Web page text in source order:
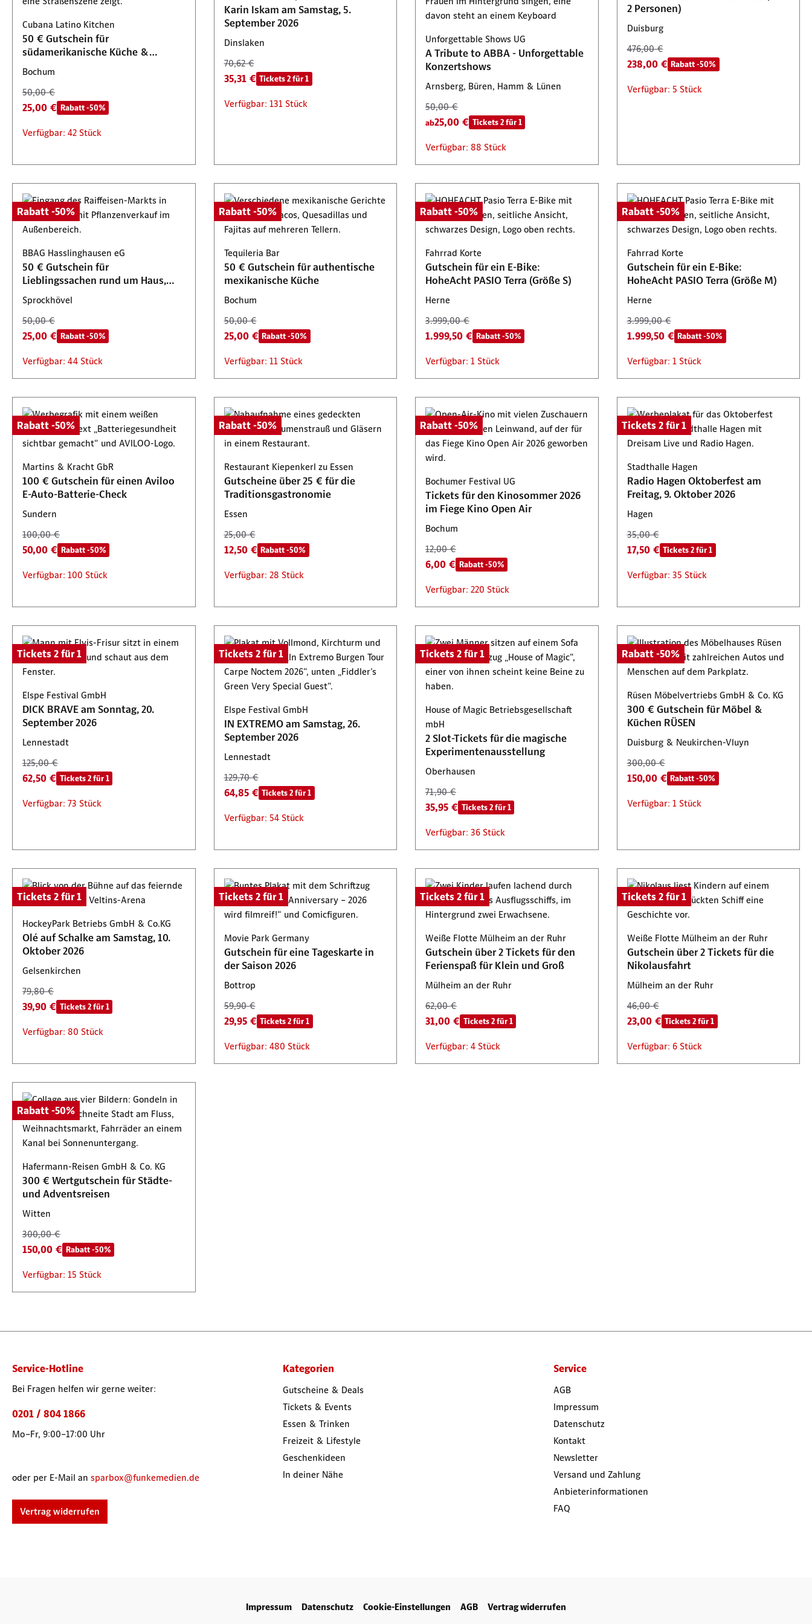
150,00 € Rabatt -50%
Verfügbar: 1 Stück
39,90 € Tickets 2 für 1
Verfügbar: 80 Stück
29,95 € Tickets 2 für 1
Verfügbar: 480 Stück
25,00 € Tickets 2 für 1
Verfügbar: 4 Stück
Cubana Latino Kitchen
50 € Gutschein für
südamerikanische Küche &
Cocktails
Bochum
50,00 €
25,00 € Rabatt -50%
Verfügbar: 42 Stück
Karin Iskam am Samstag, 5.
September 2026
Dinslaken
70,62 €
35,31 € Tickets 2 für 1
Verfügbar: 131 Stück
Unforgettable Shows UG
A Tribute to ABBA - Unforgettable
Konzertshows
Arnsberg, Büren, Hamm & Lünen
50,00 €
ab25,00 € Tickets 2 für 1
Verfügbar: 88 Stück
2 Personen)
Duisburg
476,00 €
238,00 € Rabatt -50%
Verfügbar: 5 Stück
Rabatt -50%
BBAG Hasslinghausen eG
50 € Gutschein für
Lieblingssachen rund um Haus,
Garten & Tier
Sprockhövel
50,00 €
25,00 € Rabatt -50%
Verfügbar: 44 Stück
Rabatt -50%
Tequileria Bar
50 € Gutschein für authentische
mexikanische Küche
Bochum
50,00 €
25,00 € Rabatt -50%
Verfügbar: 11 Stück
Rabatt -50%
Fahrrad Korte
Gutschein für ein E-Bike:
HoheAcht PASIO Terra (Größe S)
Herne
3.999,00 €
1.999,50 € Rabatt -50%
Verfügbar: 1 Stück
Rabatt -50%
Fahrrad Korte
Gutschein für ein E-Bike:
HoheAcht PASIO Terra (Größe M)
Herne
3.999,00 €
1.999,50 € Rabatt -50%
Verfügbar: 1 Stück
Rabatt -50%
Martins & Kracht GbR
100 € Gutschein für einen Aviloo
E-Auto-Batterie-Check
Sundern
100,00 €
50,00 € Rabatt -50%
Verfügbar: 100 Stück
Rabatt -50%
Restaurant Kiepenkerl zu Essen
Gutscheine über 25 € für die
Traditionsgastronomie
Essen
25,00 €
12,50 € Rabatt -50%
Verfügbar: 28 Stück
Rabatt -50%
Bochumer Festival UG
Tickets für den Kinosommer 2026
im Fiege Kino Open Air
Bochum
12,00 €
6,00 € Rabatt -50%
Verfügbar: 220 Stück
Tickets 2 für 1
Stadthalle Hagen
Radio Hagen Oktoberfest am
Freitag, 9. Oktober 2026
Hagen
35,00 €
17,50 € Tickets 2 für 1
Verfügbar: 35 Stück
Tickets 2 für 1
Elspe Festival GmbH
DICK BRAVE am Sonntag, 20.
September 2026
Lennestadt
125,00 €
62,50 € Tickets 2 für 1
Verfügbar: 73 Stück
Tickets 2 für 1
Elspe Festival GmbH
IN EXTREMO am Samstag, 26.
September 2026
Lennestadt
129,70 €
64,85 € Tickets 2 für 1
Verfügbar: 54 Stück
Tickets 2 für 1
House of Magic Betriebsgesellschaft
mbH
2 Slot-Tickets für die magische
Experimentenausstellung
Oberhausen
71,90 €
35,95 € Tickets 2 für 1
Verfügbar: 36 Stück
Rabatt -50%
Rüsen Möbelvertriebs GmbH & Co. KG
300 € Gutschein für Möbel &
Küchen RÜSEN
Duisburg & Neukirchen-Vluyn
300,00 €
150,00 € Rabatt -50%
Verfügbar: 1 Stück
Tickets 2 für 1
HockeyPark Betriebs GmbH & Co.KG
Olé auf Schalke am Samstag, 10.
Oktober 2026
Gelsenkirchen
79,80 €
39,90 € Tickets 2 für 1
Verfügbar: 80 Stück
Tickets 2 für 1
Movie Park Germany
Gutschein für eine Tageskarte in
der Saison 2026
Bottrop
59,90 €
29,95 € Tickets 2 für 1
Verfügbar: 480 Stück
Tickets 2 für 1
Weiße Flotte Mülheim an der Ruhr
Gutschein über 2 Tickets für den
Ferienspaß für Klein und Groß
Mülheim an der Ruhr
62,00 €
31,00 € Tickets 2 für 1
Verfügbar: 4 Stück
Tickets 2 für 1
Weiße Flotte Mülheim an der Ruhr
Gutschein über 2 Tickets für die
Nikolausfahrt
Mülheim an der Ruhr
46,00 €
23,00 € Tickets 2 für 1
Verfügbar: 6 Stück
Rabatt -50%
Hafermann-Reisen GmbH & Co. KG
300 € Wertgutschein für Städte-
und Adventsreisen
Witten
300,00 €
150,00 € Rabatt -50%
Verfügbar: 15 Stück
Service-Hotline
Bei Fragen helfen wir gerne weiter:
0201 / 804 1866
Mo–Fr, 9:00–17:00 Uhr
oder per E-Mail an sparbox@funkemedien.de
Vertrag widerrufen
Kategorien
Gutscheine & Deals
Tickets & Events
Essen & Trinken
Freizeit & Lifestyle
Geschenkideen
In deiner Nähe
Service
AGB
Impressum
Datenschutz
Kontakt
Newsletter
Versand und Zahlung
Anbieterinformationen
FAQ
Impressum Datenschutz Cookie-Einstellungen AGB Vertrag widerrufen